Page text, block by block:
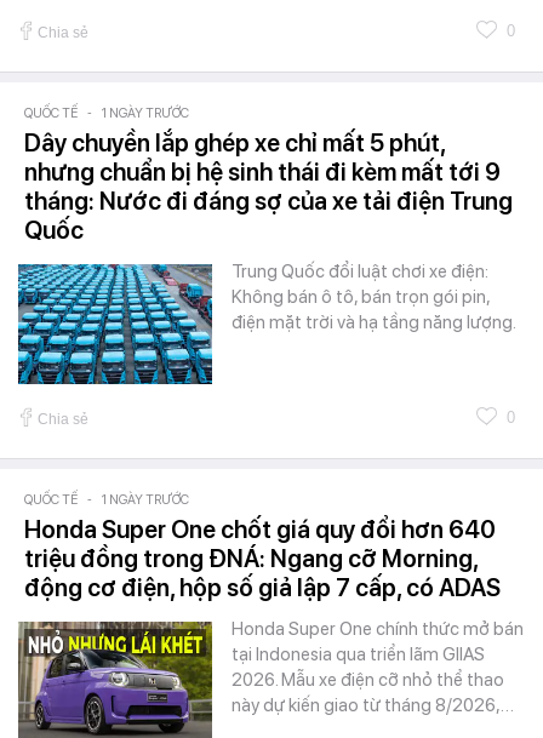
Chia sẻ 0
QUỐC TẾ - 1 NGÀY TRƯỚC
Dây chuyền lắp ghép xe chỉ mất 5 phút,
nhưng chuẩn bị hệ sinh thái đi kèm mất tới 9
tháng: Nước đi đáng sợ của xe tải điện Trung
Quốc
Trung Quốc đổi luật chơi xe điện:
Không bán ô tô, bán trọn gói pin,
điện mặt trời và hạ tầng năng lượng.
Chia sẻ 0
QUỐC TẾ - 1 NGÀY TRƯỚC
Honda Super One chốt giá quy đổi hơn 640
triệu đồng trong ĐNÁ: Ngang cỡ Morning,
động cơ điện, hộp số giả lập 7 cấp, có ADAS
Honda Super One chính thức mở bán
tại Indonesia qua triển lãm GIIAS
2026. Mẫu xe điện cỡ nhỏ thể thao
này dự kiến giao từ tháng 8/2026,…